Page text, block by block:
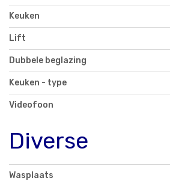
Keuken
Lift
Dubbele beglazing
Keuken - type
Videofoon
Diverse
Wasplaats